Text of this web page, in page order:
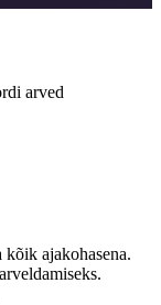
arved
ajakohasena.